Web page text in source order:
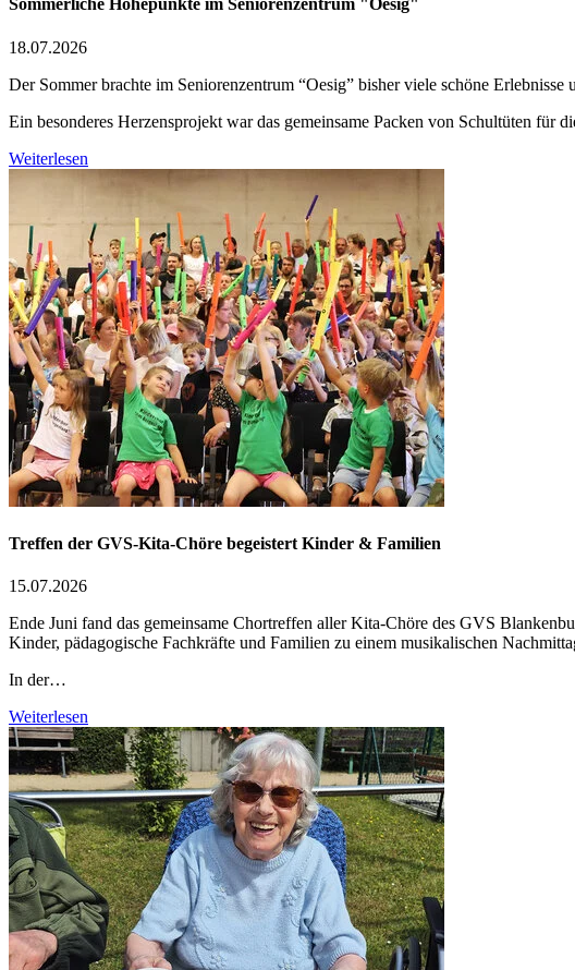
Sommerliche Höhepunkte im Seniorenzentrum "Oesig"
18.07.2026
Der Sommer brachte im Seniorenzentrum “Oesig” bisher viele schöne
Ein besonderes Herzensprojekt war das gemeinsame Packen von Schultüten
Weiterlesen
Treffen der GVS-Kita-Chöre begeistert Kinder & Familien
15.07.2026
Ende Juni fand das gemeinsame Chortreffen aller Kita-Chöre des GVS
Kinder, pädagogische Fachkräfte und Familien zu einem musikalischen
In der…
Weiterlesen